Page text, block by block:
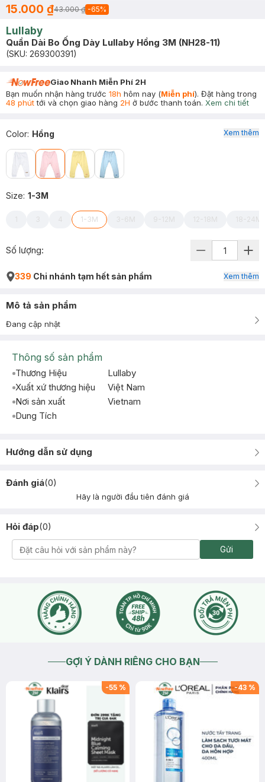
15.000 ₫43.000 ₫ -65%
Lullaby
Quần Dài Bo Ống Dày Lullaby Hồng 3M (NH28-11)
(SKU: 269300391)
Giao Nhanh Miễn Phí 2H
Bạn muốn nhận hàng trước 18h hôm nay (Miễn phí). Đặt hàng trong
48 phúttới và chọn giao hàng 2H ở bước thanh toán. Xem chi tiết
Color: Hồng
Size: 1-3M
3 4 1-3M 3-6M 9-12M 12-18M 18-24M
Xem thêm
Số lượng:
339 Chi nhánh tạm hết sản phẩm Xem thêm
Mô tả sản phẩm
Đang cập nhật
Thông số sản phẩm
Thương Hiệu
Lullaby
Xuất xứ thương hiệu
Việt Nam
Nơi sản xuất
Vietnam
Dung Tích
Hướng dẫn sử dụng
Đánh giá(0)
Hãy là người đầu tiên đánh giá
Hỏi đáp(0)
Gửi
GỢI Ý DÀNH RIÊNG CHO BẠN
-55 % -43 %